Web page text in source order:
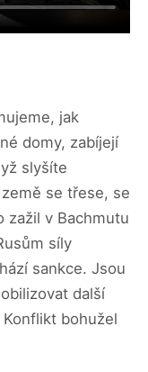
jak
domy, zabíjejí
slyšíte
se třese, se
zažil v Bachmutu
síly
sankce. Jsou
další
bohužel